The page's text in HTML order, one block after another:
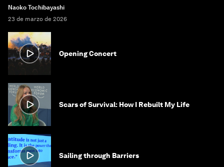
Naoko Tochibayashi
23 de marzo de 2026
Opening Concert
Scars of Survival: How I Rebuilt My Life
Sailing through Barriers